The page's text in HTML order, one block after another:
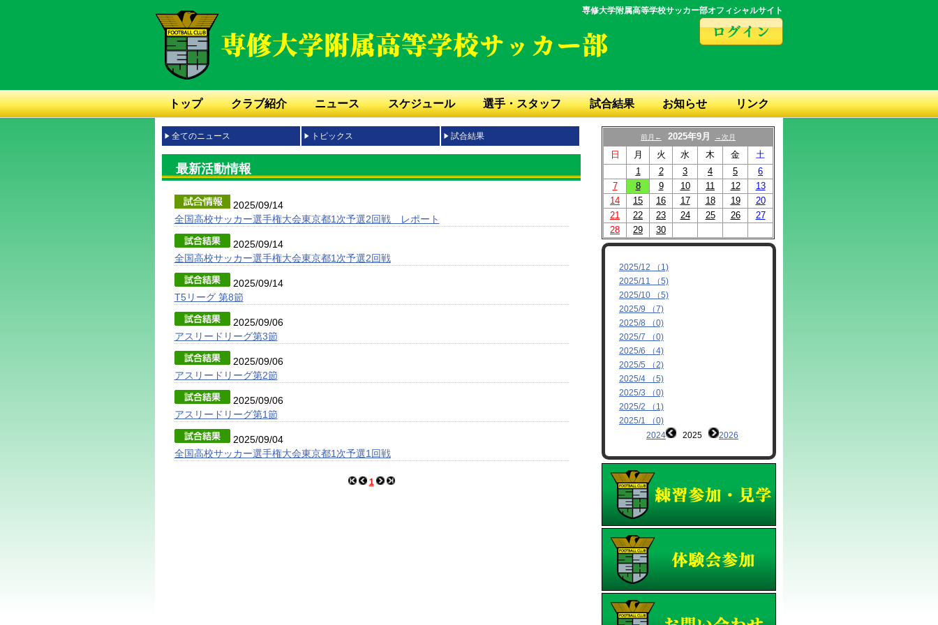
専修大学附属高等学校サッカー部オフィシャルサイト
トップ クラブ紹介 ニュース スケジュール 選手・スタッフ 試合結果 お知らせ リンク
全てのニュース トピックス 試合結果
最新活動情報
2025/09/14
全国高校サッカー選手権大会東京都1次予選2回戦 レポート
2025/09/14
全国高校サッカー選手権大会東京都1次予選2回戦
2025/09/14
T5リーグ 第8節
2025/09/06
アスリードリーグ第3節
2025/09/06
アスリードリーグ第2節
2025/09/06
アスリードリーグ第1節
2025/09/04
全国高校サッカー選手権大会東京都1次予選1回戦
1
前月← 2025年9月 →次月
日 月 火 水 木 金
土
1
2 3 4 5
6
7
8 9 10 11 12
13
14
15 16 17 18 19
20
21
22 23 24 25 26
27
28
29 30
2025/12 （1)
2025/11 （5)
2025/10 （5)
2025/9 （7)
2025/8 （0)
2025/7 （0)
2025/6 （4)
2025/5 （2)
2025/4 （5)
2025/3 （0)
2025/2 （1)
2025/1 （0)
2024
2025 2026